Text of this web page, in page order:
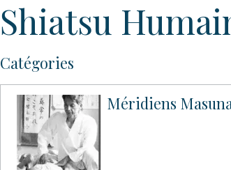
Shiatsu
Catégories
Méridiens